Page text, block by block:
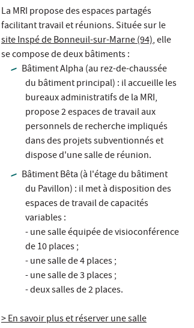
La MRI propose des espaces partagés
facilitant travail et réunions. Située sur le
site Inspé de Bonneuil-sur-Marne (94), elle
se compose de deux bâtiments :
Bâtiment Alpha (au rez-de-chaussée
du bâtiment principal) : il accueille les
bureaux administratifs de la MRI,
propose 2 espaces de travail aux
personnels de recherche impliqués
dans des projets subventionnés et
dispose d'une salle de réunion.
Bâtiment Bêta (à l'étage du bâtiment
du Pavillon) : il met à disposition des
espaces de travail de capacités
variables :
- une salle équipée de visioconférence
de 10 places ;
- une salle de 4 places ;
- une salle de 3 places ;
- deux salles de 2 places.
> En savoir plus et réserver une salle